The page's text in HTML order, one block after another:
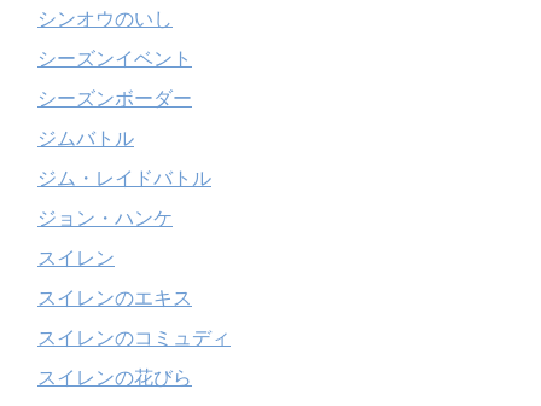
シンオウのいし
シーズンイベント
シーズンボーダー
ジムバトル
ジム・レイドバトル
ジョン・ハンケ
スイレン
スイレンのエキス
スイレンのコミュディ
スイレンの花びら